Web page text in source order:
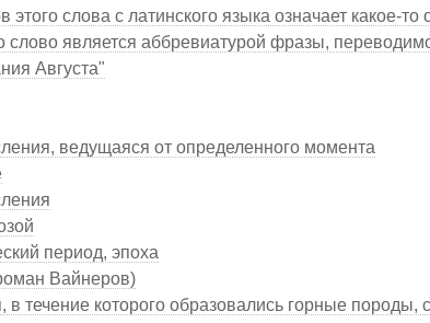
этого слова с латинского языка означает какое-
слово является аббревиатурой фразы,
Августа"
ведущаяся от определенного момента
период, эпоха
Вайнеров)
в течение которого образовались горные породы,